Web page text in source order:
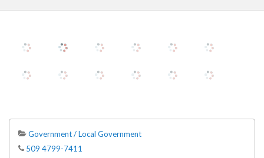
Government / Local Government
509 4799-7411